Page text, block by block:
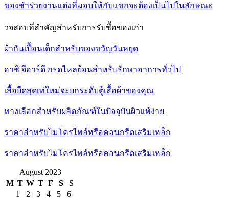
ของชำร่วยงานแต่งที่มอบให้กับแขกจะต้องเป็นไปในลักษณะ
วจสอบที่สำคัญสำหรับการรับซื้อของเก่า
ผ้ากันเปื้อนเด็กสำหรับของขวัญวันหยุด
ฮาชิ จีอาร์ดี กรดไหลย้อนสำหรับรักษาอาการทั่วไป
เสื้อยืดสุดเท่ใหม่จะยกระดับตู้เสื้อผ้าของคุณ
ทางเลือกสำหรับผลิตภัณฑ์ในปัจจุบันผิวแพ้ง่าย
ราคาสำหรับไมโครไพล์หรือคอนกรีตเสริมเหล็ก
ราคาสำหรับไมโครไพล์หรือคอนกรีตเสริมเหล็ก
August 2023
M T W T F S
S
1
2 3 4 5
6